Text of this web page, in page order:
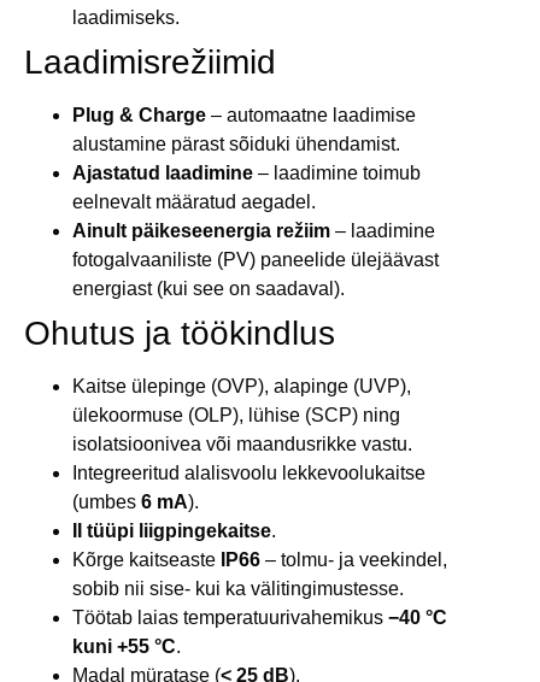
laadimiseks.
Laadimisrežiimid
Plug & Charge – automaatne laadimise
alustamine pärast sõiduki ühendamist.
Ajastatud laadimine – laadimine toimub
eelnevalt määratud aegadel.
Ainult päikeseenergia režiim – laadimine
fotogalvaaniliste (PV) paneelide ülejäävast
energiast (kui see on saadaval).
Ohutus ja töökindlus
Kaitse ülepinge (OVP), alapinge (UVP),
ülekoormuse (OLP), lühise (SCP) ning
isolatsioonivea või maandusrikke vastu.
Integreeritud alalisvoolu lekkevoolukaitse
(umbes 6 mA).
II tüüpi liigpingekaitse.
Kõrge kaitseaste
IP66 – tolmu- ja veekindel,
sobib nii sise- kui ka välitingimustesse.
Töötab laias temperatuurivahemikus −40 °C
kuni +55 °C.
Madal müratase (< 25 dB).